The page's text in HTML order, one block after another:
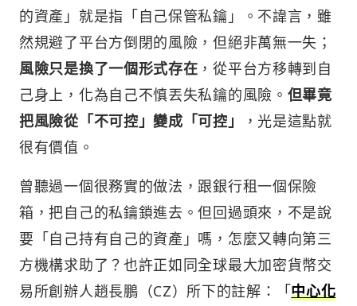
的資產」就是指「自己保管私鑰」。不諱言，雖
然規避了平台方倒閉的風險，但絕非萬無一失；
風險只是換了一個形式存在 ，從平台方移轉到自
己身上，化為自己不慎丟失私鑰的風險。 但畢竟
把風險從「不可控」變成「可控」
，光是這點就
很有價值。
曾聽過一個很務實的做法，跟銀行租一個保險
箱，把自己的私鑰鎖進去。但回過頭來，不是說
要「自己持有自己的資產」嗎，怎麼又轉向第三
方機構求助了？也許正如同全球最大加密貨幣交
易所創辦人趙長鵬（CZ）所下的註解：「中心化